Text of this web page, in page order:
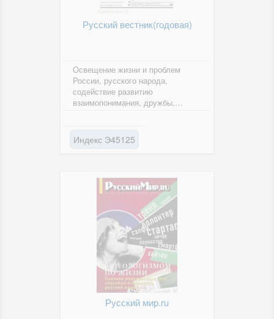
Русский вестник(годовая)
Освещение жизни и проблем
России, русского народа,
содействие развитию
взаимопонимания, дружбы,
Индекс Э45125
Русский мир.ru